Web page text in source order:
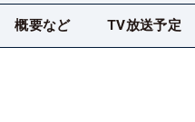
概要など TV放送予定